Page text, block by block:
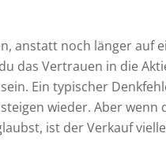
anstatt noch länger auf
das Vertrauen in die
Ein typischer
wieder. Aber wenn
ist der Verkauf